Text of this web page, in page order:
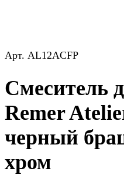
Арт. AL12ACFP
Смеситель
Remer
черный
хром